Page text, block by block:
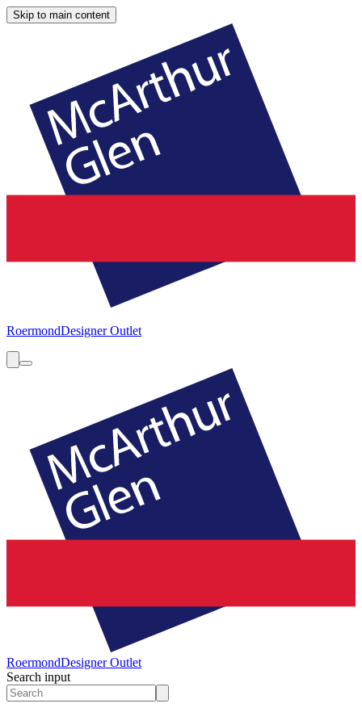
Skip to main content
RoermondDesigner Outlet
RoermondDesigner Outlet
Search input